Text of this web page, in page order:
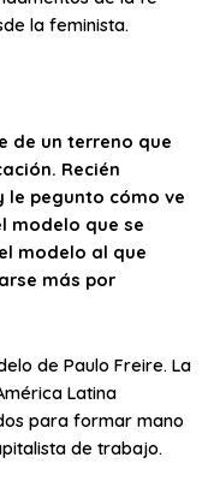
la feminista.
de un terreno que
Recién
le pegunto cómo ve
modelo que se
modelo al que
más por
de Paulo Freire. La
Latina
para formar mano
de trabajo.